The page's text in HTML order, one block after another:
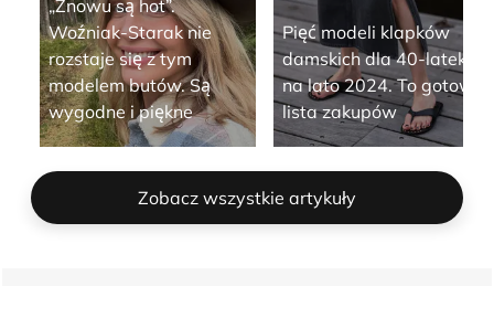
„Znowu są hot”.
Woźniak-Starak nie
rozstaje się z tym
modelem butów. Są
wygodne i piękne
Pięć modeli klapków
damskich dla 40-latek
na lato 2024. To gotowa
lista zakupów
Zobacz wszystkie artykuły